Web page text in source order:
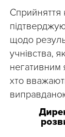
Сприйняття
щодо
учнівства,
негативним
хто